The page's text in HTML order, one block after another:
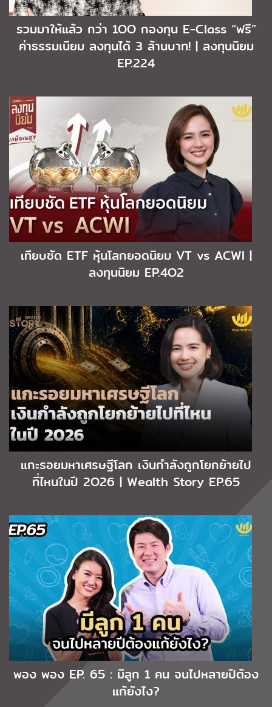
รวมมาให้แล้ว กว่า 1OO กองทุน E-Class “ฟรี”
ค่าธรรมเนียม ลงทุนได้ 3 ล้านบาท! | ลงทุนนิยม
EP.224
เทียบชัด ETF หุ้นโลกยอดนิยม VT vs ACWI |
ลงทุนนิยม EP.4O2
แกะรอยมหาเศรษฐีโลก เงินกำลังถูกโยกย้ายไป
ที่ไหนในปี 2O26 | Wealth Story EP.65
พอง พอง EP. 65 : มีลูก 1 คน จนไปหลายปีต้อง
แก้ยังไง?